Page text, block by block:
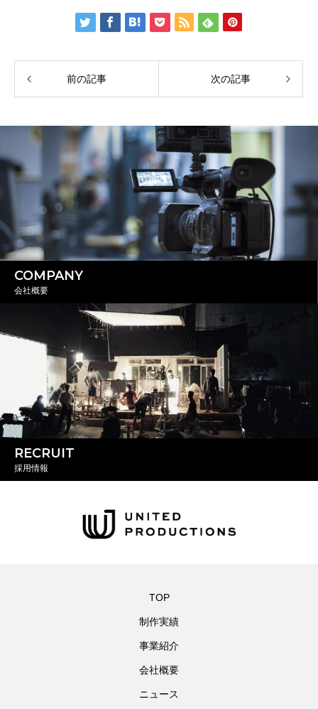
前の記事 次の記事
COMPANY
会社概要
RECRUIT
採用情報
TOP
制作実績
事業紹介
会社概要
ニュース